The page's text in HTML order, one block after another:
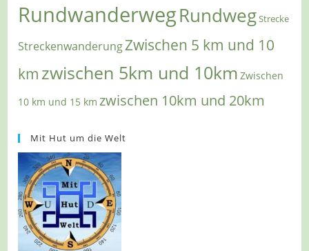
RundwanderwegRundwegStrecke
StreckenwanderungZwischen 5 km und 10
km zwischen 5km und 10km Zwischen
10 km und 15 km zwischen 10km und 20km
Mit Hut um die Welt